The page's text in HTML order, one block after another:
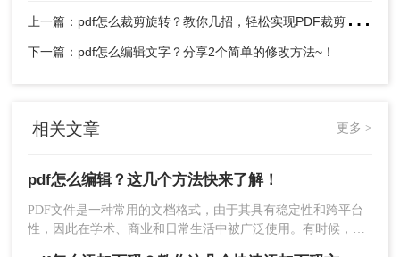
2、其次，在默认情况下，您只需双击文本框即可开
始PDF编辑修改文字操作。
上
一篇：pdf怎么裁剪旋转？教你几招，轻松实现PDF裁剪旋转！
下一篇：pdf怎么编辑文字？分享2个简单的修改方法~！
相关文章 更多 >
pdf怎么编辑？这几个方法快来了解！
PDF文件是一种常用的文档格式，由于其具有稳定性和跨平台
性，因此在学术、商业和日常生活中被广泛使用。有时候，我